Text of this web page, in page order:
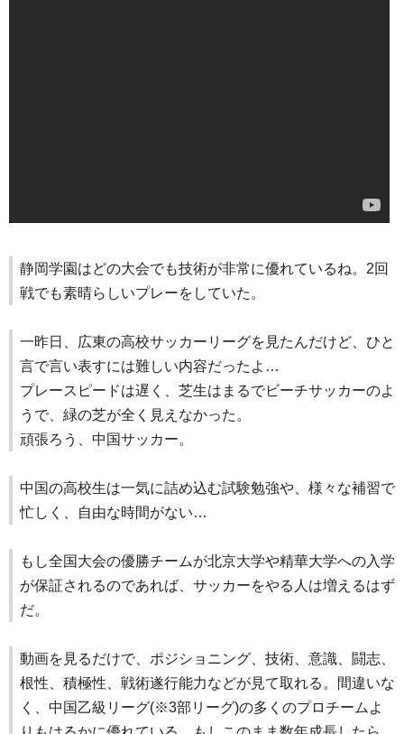
静岡学園はどの大会でも技術が非常に優れているね。2回
戦でも素晴らしいプレーをしていた。
一昨日、広東の高校サッカーリーグを見たんだけど、ひと
言で言い表すには難しい内容だったよ…
プレースピードは遅く、芝生はまるでビーチサッカーのよ
うで、緑の芝が全く見えなかった。
頑張ろう、中国サッカー。
中国の高校生は一気に詰め込む試験勉強や、様々な補習で
忙しく、自由な時間がない…
もし全国大会の優勝チームが北京大学や精華大学への入学
が保証されるのであれば、サッカーをやる人は増えるはず
だ。
動画を見るだけで、ポジショニング、技術、意識、闘志、
根性、積極性、戦術遂行能力などが見て取れる。間違いな
く、中国乙級リーグ(※3部リーグ)の多くのプロチームよ